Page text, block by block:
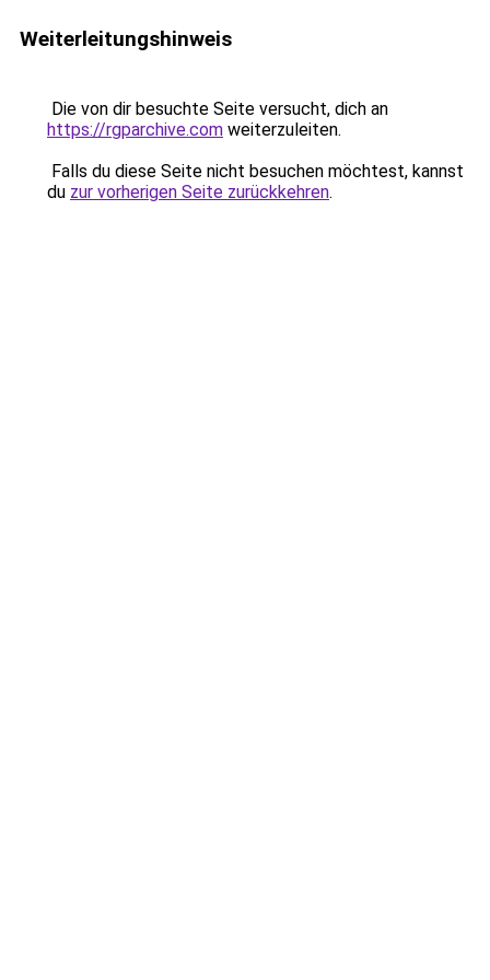
Weiterleitungshinweis
Die von dir besuchte Seite versucht, dich an
https://rgparchive.com weiterzuleiten.
Falls du diese Seite nicht besuchen möchtest, kannst
du zur vorherigen Seite zurückkehren.